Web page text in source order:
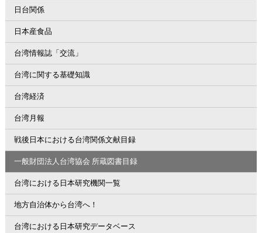
日台関係
日本産食品
台湾情報誌「交流」
台湾に関する基礎知識
台湾経済
台湾月報
戦後日本における台湾関係文献目録
一般財団法人台湾協会 所蔵図書目録
台湾における日本研究機関一覧
地方自治体から台湾へ！
台湾における日本研究データベース